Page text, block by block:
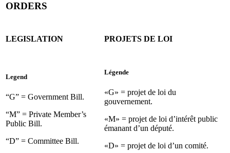
ORDERS
LEGISLATION PROJETS DE LOI
Legend
“G” = Government Bill.
“M” = Private Member’s
Public Bill.
“D” = Committee Bill.
Légende
«G» = projet de loi du
gouvernement.
«M» = projet de loi d’intérêt public
émanant d’un député.
«D» = projet de loi d’un comité.